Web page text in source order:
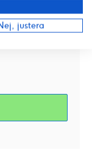
justera